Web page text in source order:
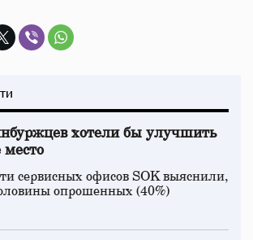
хотели бы улучшить
место
сервисных офисов SOK выяснили,
опрошенных (40%)